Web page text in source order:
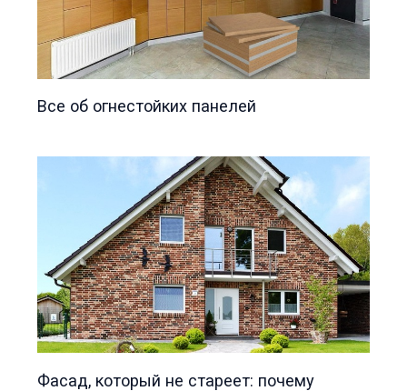
Все об огнестойких панелей
Фасад, который не стареет: почему